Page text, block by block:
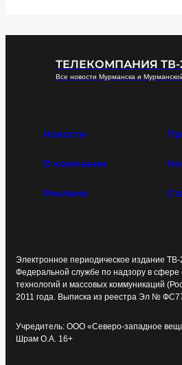
ТЕЛЕКОМПАНИЯ ТВ-
Все новости Мурманска и
Новости
О компании
Реклама
Электронное периодическое издание ТВ-
Федеральной службе по надзору в
технологий и массовых коммуникаций
2011 года. Выписка из реестра Эл №
Учредитель: ООО «Северо-западное
Шрам О.А. 16+